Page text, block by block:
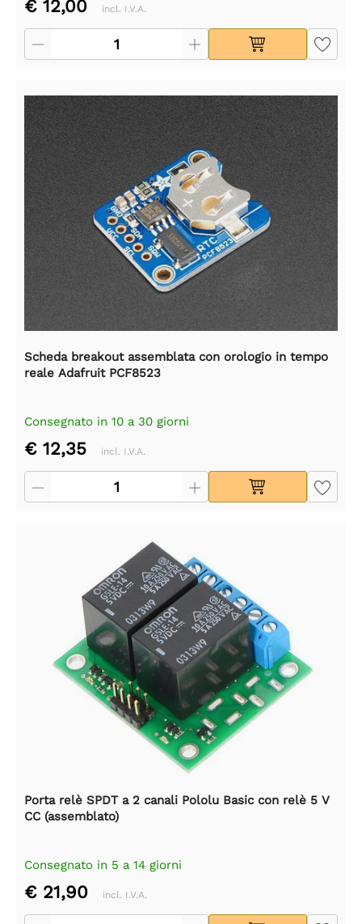
€ 12,00 incl. I.V.A.
Scheda breakout assemblata con orologio in tempo
reale Adafruit PCF8523
Consegnato in 10 a 30 giorni
€ 12,35 incl. I.V.A.
Porta relè SPDT a 2 canali Pololu Basic con relè 5 V
CC (assemblato)
Consegnato in 5 a 14 giorni
€ 21,90 incl. I.V.A.